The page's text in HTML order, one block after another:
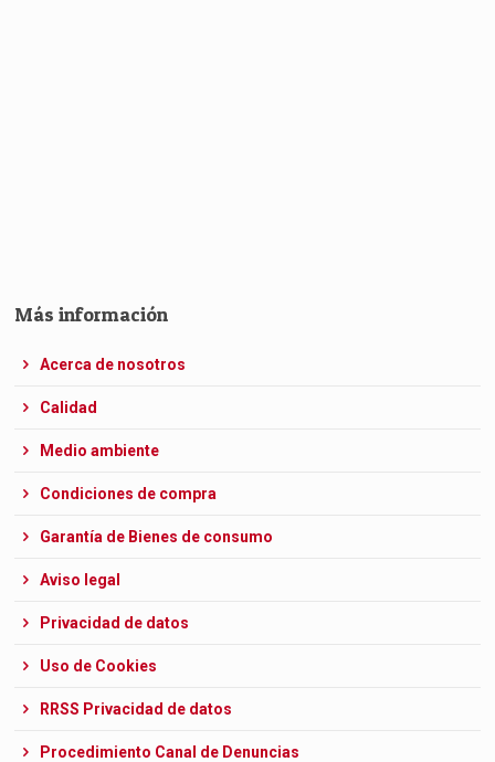
Más información
Acerca de nosotros
Calidad
Medio ambiente
Condiciones de compra
Garantía de Bienes de consumo
Aviso legal
Privacidad de datos
Uso de Cookies
RRSS Privacidad de datos
Procedimiento Canal de Denuncias